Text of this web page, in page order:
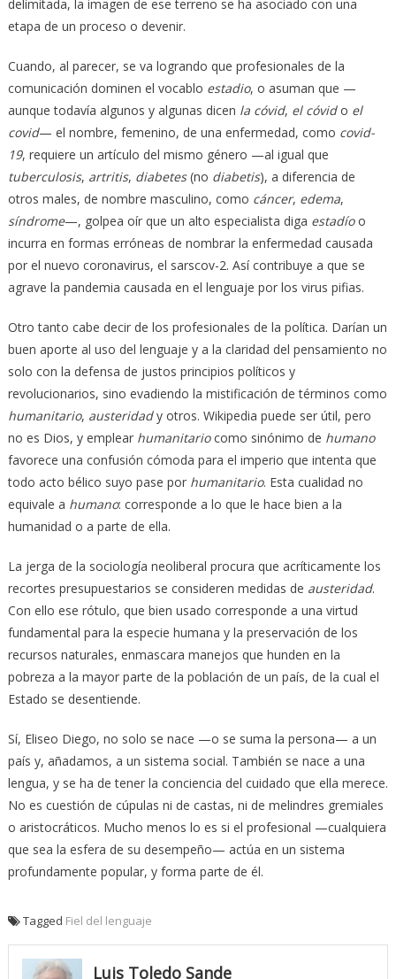
delimitada, la imagen de ese terreno se ha asociado con una
etapa de un proceso o devenir.
Cuando, al parecer, se va logrando que profesionales de la
comunicación dominen el vocablo estadio, o asuman que —
aunque todavía algunos y algunas dicen la cóvid, el cóvido el
covid— el nombre, femenino, de una enfermedad, como covid-
19, requiere un artículo del mismo género —al igual que
tuberculosis, artritis, diabetes(no diabetis), a diferencia de
otros males, de nombre masculino, como cáncer, edema,
síndrome—, golpea oír que un alto especialista diga estadíoo
incurra en formas erróneas de nombrar la enfermedad causada
por el nuevo coronavirus, el sarscov-2. Así contribuye a que se
agrave la pandemia causada en el lenguaje por los virus pifias.
Otro tanto cabe decir de los profesionales de la política. Darían un
buen aporte al uso del lenguaje y a la claridad del pensamiento no
solo con la defensa de justos principios políticos y
revolucionarios, sino evadiendo la mistificación de términos como
humanitario, austeridady otros. Wikipedia puede ser útil, pero
no es Dios, y emplear humanitariocomo sinónimo de humano
favorece una confusión cómoda para el imperio que intenta que
todo acto bélico suyo pase por humanitario. Esta cualidad no
equivale a humano: corresponde a lo que le hace bien a la
humanidad o a parte de ella.
La jerga de la sociología neoliberal procura que acríticamente los
recortes presupuestarios se consideren medidas de austeridad.
Con ello ese rótulo, que bien usado corresponde a una virtud
fundamental para la especie humana y la preservación de los
recursos naturales, enmascara manejos que hunden en la
pobreza a la mayor parte de la población de un país, de la cual el
Estado se desentiende.
Sí, Eliseo Diego, no solo se nace —o se suma la persona— a un
país y, añadamos, a un sistema social. También se nace a una
lengua, y se ha de tener la conciencia del cuidado que ella merece.
No es cuestión de cúpulas ni de castas, ni de melindres gremiales
o aristocráticos. Mucho menos lo es si el profesional —cualquiera
que sea la esfera de su desempeño— actúa en un sistema
profundamente popular, y forma parte de él.
Tagged Fiel del lenguaje
Luis Toledo Sande